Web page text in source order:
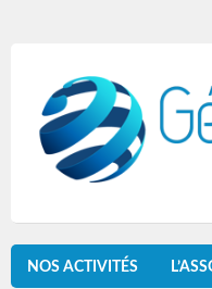
NOS ACTIVITÉS